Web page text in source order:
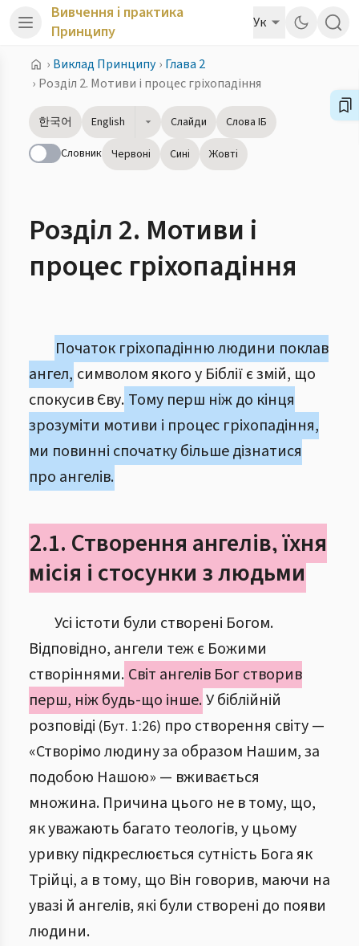
Вивчення і практика
Принципу
Ук
› Виклад Принципу › Глава 2
› Розділ 2. Мотиви i процес гріхопадіння
한국어 English Слайди
Слова ІБ
Словник Червоні Сині Жовті
Розділ 2. Мотиви i
процес гріхопадіння
Початок гріхопадінню людини поклав
ангел, символом якого у Біблії є змій, що
спокусив Єву. Тому перш ніж до кінця
зрозуміти мотиви і процес гріхопадіння,
ми повинні спочатку більше дізнатися
про ангелів.
2.1. Створення ангелів, їхня
місія і стосунки з людьми
Усі істоти були створені Богом.
Відповідно, ангели теж є Божими
створіннями. Світ ангелів Бог створив
перш, ніж будь-що інше.У біблійній
розповіді (Бут. 1:26) про створення світу —
«Створімо людину за образом Нашим, за
подобою Нашою» — вживається
множина. Причина цього не в тому, що,
як уважають багато теологів, у цьому
уривку підкреслюється сутність Бога як
Трійці, а в тому, що Він говорив, маючи на
увазі й ангелів, які були створені до появи
людини.